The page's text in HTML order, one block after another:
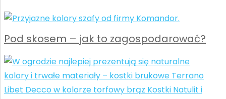
Pod skosem – jak to zagospodarować?